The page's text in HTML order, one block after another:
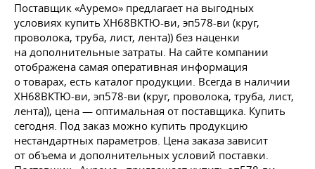
Поставщик «Ауремо» предлагает на выгодных
условиях купить ХН68ВКТЮ-ви, эп578-ви (круг,
проволока, труба, лист, лента)) без наценки
на дополнительные затраты. На сайте компании
отображена самая оперативная информация
о товарах, есть каталог продукции. Всегда в наличии
ХН68ВКТЮ-ви, эп578-ви (круг, проволока, труба, лист,
лента)), цена — оптимальная от поставщика. Купить
сегодня. Под заказ можно купить продукцию
нестандартных параметров. Цена заказа зависит
от объема и дополнительных условий поставки.